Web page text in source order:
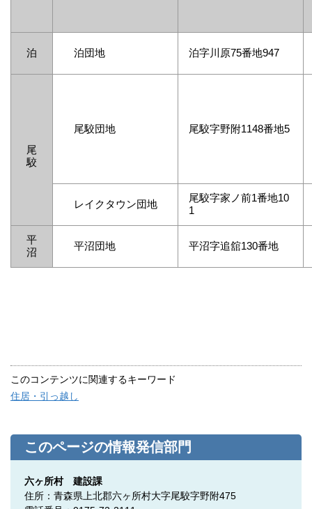
泊 泊団地 泊字川原75番地947
尾
駮
尾駮団地 尾駮字野附1148番地5
レイクタウン団地
尾駮字家ノ前1番地10
1
平
沼
平沼団地 平沼字追舘130番地
このコンテンツに関連するキーワード
住居・引っ越し
このページの情報発信部門
六ヶ所村 建設課
住所：青森県上北郡六ヶ所村大字尾駮字野附475